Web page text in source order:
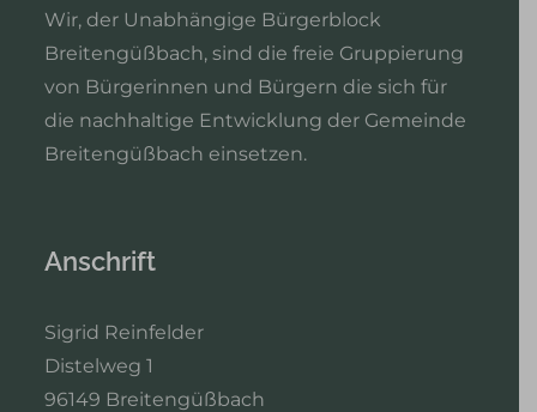
Wir, der Unabhängige Bürgerblock
Breitengüßbach, sind die freie Gruppierung
von Bürgerinnen und Bürgern die sich für
die nachhaltige Entwicklung der Gemeinde
Breitengüßbach einsetzen.
Anschrift
Sigrid Reinfelder
Distelweg 1
96149 Breitengüßbach